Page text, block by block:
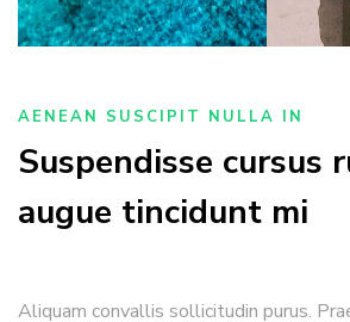
AENEAN SUSCIPIT NULLA IN
Suspendisse cursus
augue tincidunt mi
Aliquam convallis sollicitudin purus.